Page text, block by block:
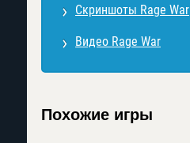
Скриншоты Rage War
Видео Rage War
Похожие игры